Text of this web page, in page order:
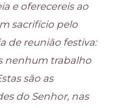
e oferecereis ao
sacrifício pelo
de reunião festiva:
nenhum trabalho
são as
do Senhor, nas